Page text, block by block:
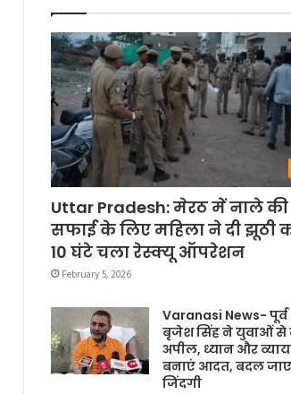
Uttar Pradesh: मेरठ में नाले की
सफाई के लिए महिला ने दी झूठी
10 घंटे चला रेस्क्यू ऑपरेशन
February 5, 2026
Varanasi News- पूर्व
बृजेश सिंह ने युवाओं से
अपील, ध्यान और
बनाएं आदत, बदल
जिंदगी